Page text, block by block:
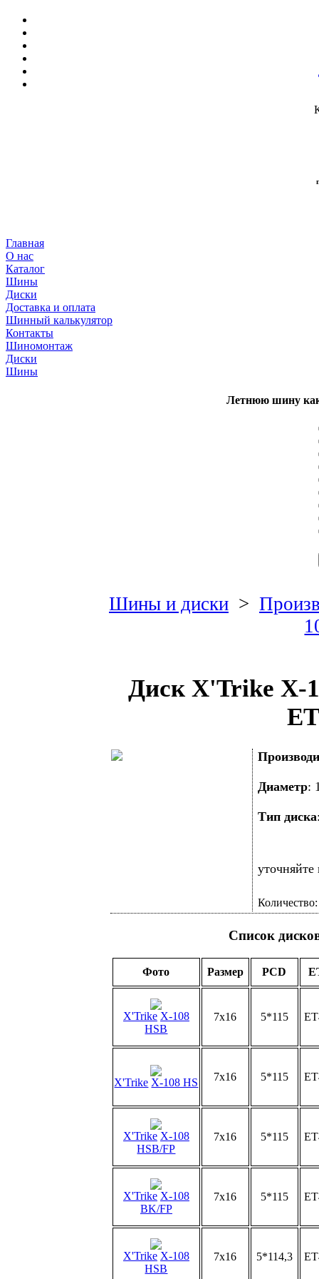
Главная
О нас
Каталог
Шины
Диски
Доставка и оплата
Шинный калькулятор
Контакты
Шиномонтаж
Диски
Шины
Летнюю шину
Шины и диски>
Диск X'Trike X-
Диаметр:
Тип диска
Список
Фото Размер PCD
X'Trike X-108
HSB
7x16 5*115
X'Trike X-108 HS 7x16 5*115
X'Trike X-108
HSB/FP
7x16 5*115
X'Trike X-108
BK/FP
7x16 5*115
X'Trike X-108
HSB
7x16 5*114,3